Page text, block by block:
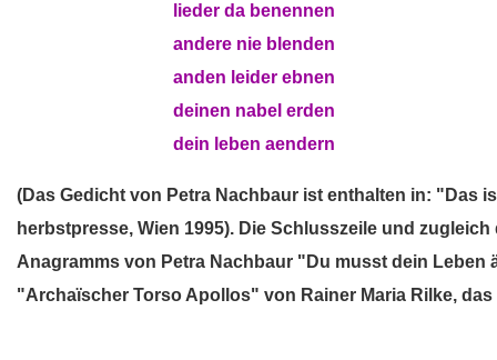
lieder da benennen
andere nie blenden
anden leider ebnen
deinen nabel erden
dein leben aendern
(Das Gedicht von Petra Nachbaur ist enthalten in: "Das
herbstpresse, Wien 1995). Die Schlusszeile und
Anagramms von Petra Nachbaur "Du musst dein Leben
"Archaïscher Torso Apollos" von Rainer Maria Rilke,